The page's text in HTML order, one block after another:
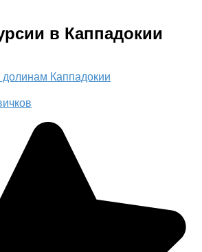
в Каппадокии
долинам Каппадокии